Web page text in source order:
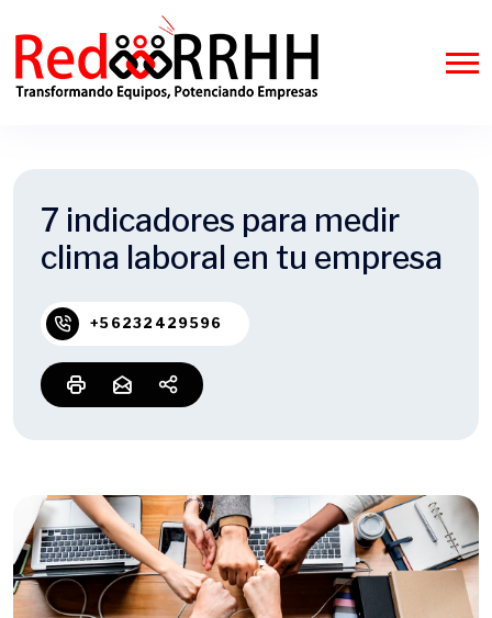
7 indicadores para medir
clima laboral en tu empresa
+56232429596